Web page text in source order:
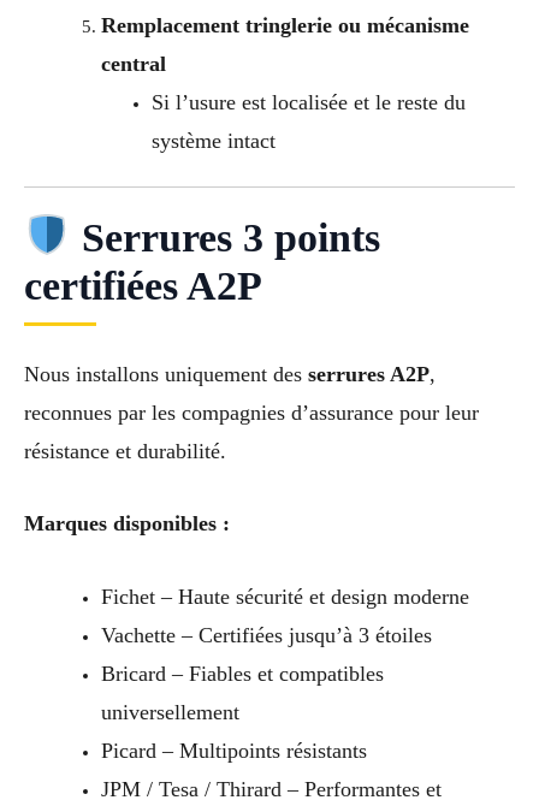
Remplacement tringlerie ou mécanisme
central
Si l’usure est localisée et le reste du
système intact
Serrures 3 points
certifiées A2P
Nous installons uniquement des serrures A2P,
reconnues par les compagnies d’assurance pour leur
résistance et durabilité.
Marques disponibles :
Fichet – Haute sécurité et design moderne
Vachette – Certifiées jusqu’à 3 étoiles
Bricard – Fiables et compatibles
universellement
Picard – Multipoints résistants
JPM / Tesa / Thirard – Performantes et